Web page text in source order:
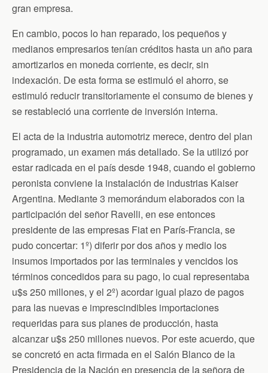
gran empresa.
En cambio, pocos lo han reparado, los pequeños y
medianos empresarios tenían créditos hasta un año para
amortizarlos en moneda corriente, es decir, sin
indexación. De esta forma se estimuló el ahorro, se
estimuló reducir transitoriamente el consumo de bienes y
se restableció una corriente de inversión interna.
El acta de la industria automotriz merece, dentro del plan
programado, un examen más detallado. Se la utilizó por
estar radicada en el país desde 1948, cuando el gobierno
peronista conviene la instalación de industrias Kaiser
Argentina. Mediante 3 memorándum elaborados con la
participación del señor Ravelli, en ese entonces
presidente de las empresas Fiat en París-Francia, se
pudo concertar: 1º) diferir por dos años y medio los
insumos importados por las terminales y vencidos los
términos concedidos para su pago, lo cual representaba
u$s 250 millones, y el 2º) acordar igual plazo de pagos
para las nuevas e imprescindibles importaciones
requeridas para sus planes de producción, hasta
alcanzar u$s 250 millones nuevos. Por este acuerdo, que
se concretó en acta firmada en el Salón Blanco de la
Presidencia de la Nación en presencia de la señora de